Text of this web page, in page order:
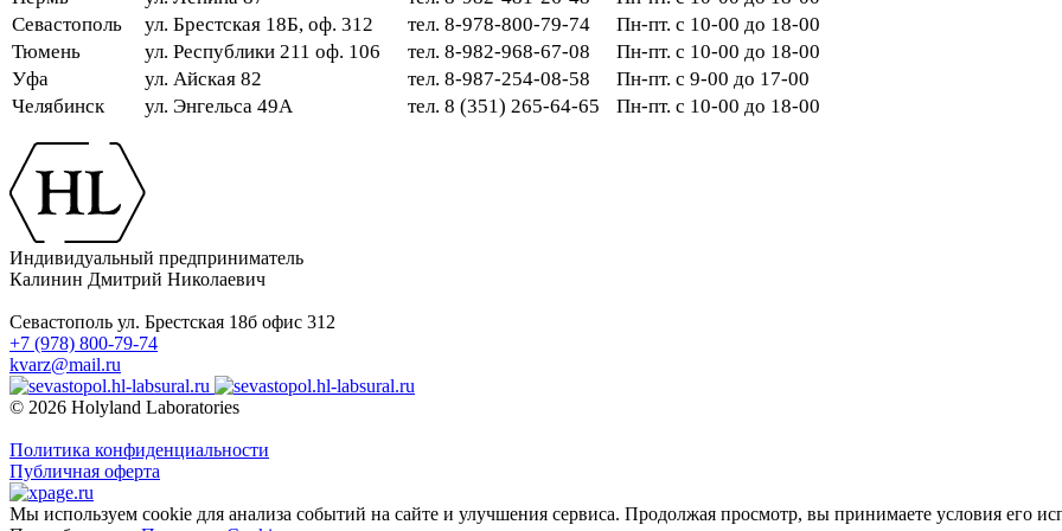
Севастополь
ул. Брестская 18Б, оф. 312 тел. 8-978-800-79-74
Пн-пт. с 10-00 до 18-00
Тюмень
ул. Республики 211 оф. 106 тел. 8-982-968-67-08
Пн-пт. с 10-00 до 18-00
Уфа
ул. Айская 82 тел. 8-987-254-08-58
Пн-пт. с 9-00 до 17-00
Челябинск
ул. Энгельса 49А тел. 8 (351) 265-64-65 Пн-пт. с 10-00 до 18-00
Индивидуальный предприниматель
Калинин Дмитрий Николаевич
Севастополь ул. Брестская 18б офис 312
+7 (978) 800-79-74
kvarz@mail.ru
© 2026 Holyland Laboratories
Политика конфиденциальности
Публичная оферта
Мы используем cookie для анализа событий на сайте и улучшения сервиса. Продолжая просмотр, вы принимаете условия его